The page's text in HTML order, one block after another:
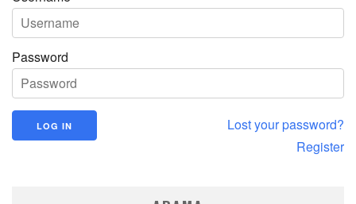
Password
Lost your password?
Register